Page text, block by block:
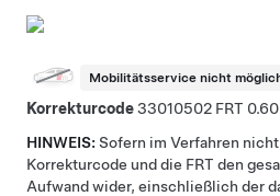
Mobilitätsservice nicht
Korrekturcode33010502
0.60
HINWEIS: Sofern im Verfahren
Korrekturcode und die FRT den
Aufwand wider, einschließlich der